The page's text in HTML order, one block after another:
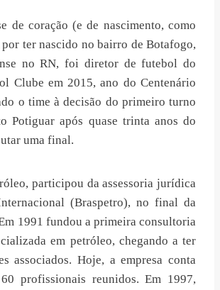
de coração (e de nascimento, como
ter nascido no bairro de Botafogo,
no RN, foi diretor de futebol do
Clube em 2015, ano do Centenário
o time à decisão do primeiro turno
Potiguar após quase trinta anos do
uma final.
participou da assessoria jurídica
(Braspetro), no final da
1991 fundou a primeira consultoria
em petróleo, chegando a ter
associados. Hoje, a empresa conta
profissionais reunidos. Em 1997,